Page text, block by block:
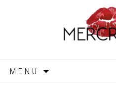
MENU